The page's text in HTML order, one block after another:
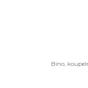
Bino,